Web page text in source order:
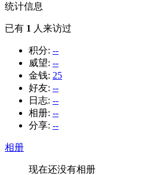
统计信息
已有 1 人来访过
积分: --
威望: --
金钱: 25
好友: --
日志: --
相册: --
分享: --
相册
现在还没有相册